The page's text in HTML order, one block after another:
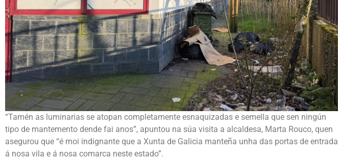
“Tamén as luminarias se atopan completamente esnaquizadas e semella que sen ningún
tipo de mantemento dende fai anos”, apuntou na súa visita a alcaldesa, Marta Rouco, quen
asegurou que “é moi indignante que a Xunta de Galicia manteña unha das portas de entrada
á nosa vila e á nosa comarca neste estado”.